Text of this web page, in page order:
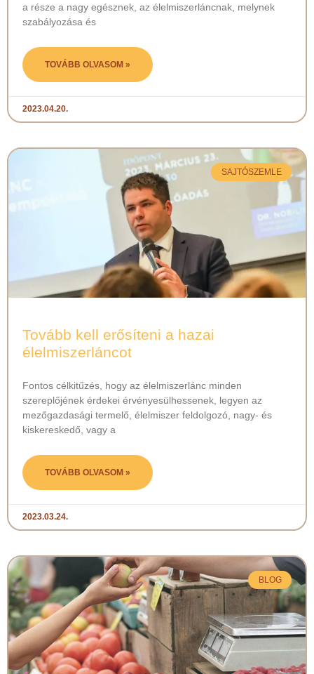
a része a nagy egésznek, az élelmiszerláncnak, melynek
szabályozása és
TOVÁBB OLVASOM »
2023.04.20.
SAJTÓSZEMLE
Tovább kell erősíteni a hazai
élelmiszerláncot
Fontos célkitűzés, hogy az élelmiszerlánc minden
szereplőjének érdekei érvényesülhessenek, legyen az
mezőgazdasági termelő, élelmiszer feldolgozó, nagy- és
kiskereskedő, vagy a
TOVÁBB OLVASOM »
2023.03.24.
BLOG